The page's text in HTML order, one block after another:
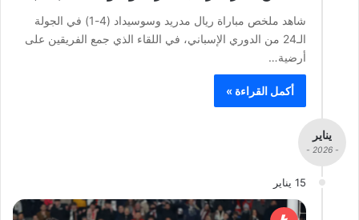
شاهد ملخص مباراة ريال مدريد وسوسيداد (4-1) في الجولة
الـ24 من الدوري الإسباني، في اللقاء الذي جمع الفريقين على
أرضية…
أكمل القراءة »
يناير
- 2026 -
15 يناير